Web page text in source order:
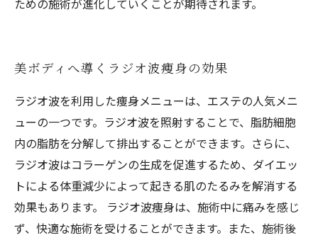
ための施術が進化していくことが期待されます。
美ボディへ導くラジオ波痩身の効果
ラジオ波を利用した痩身メニューは、エステの人気メニ
ューの一つです。ラジオ波を照射することで、脂肪細胞
内の脂肪を分解して排出することができます。さらに、
ラジオ波はコラーゲンの生成を促進するため、ダイエッ
トによる体重減少によって起きる肌のたるみを解消する
効果もあります。 ラジオ波痩身は、施術中に痛みを感じ
ず、快適な施術を受けることができます。また、施術後